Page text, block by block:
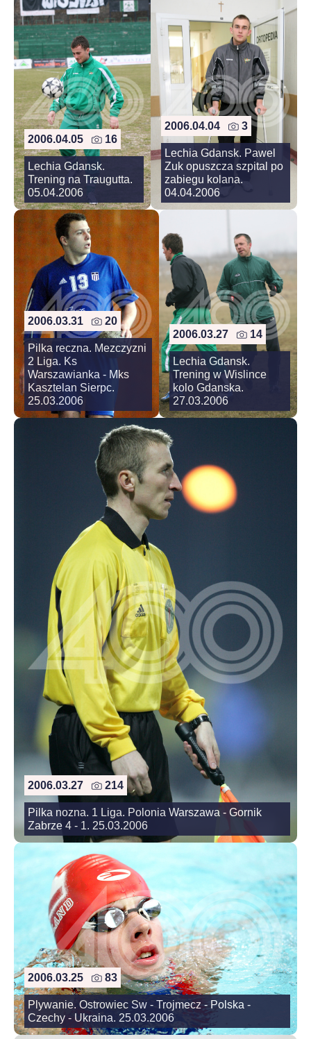
2006.04.05 16
Lechia Gdansk.
Trening na Traugutta.
05.04.2006
2006.04.04 3
Lechia Gdansk. Pawel
Zuk opuszcza szpital po
zabiegu kolana.
04.04.2006
2006.03.31 20
Pilka reczna. Mezczyzni
2 Liga. Ks
Warszawianka - Mks
Kasztelan Sierpc.
25.03.2006
2006.03.27 14
Lechia Gdansk.
Trening w Wislince
kolo Gdanska.
27.03.2006
2006.03.27 214
Pilka nozna. 1 Liga. Polonia Warszawa - Gornik
Zabrze 4 - 1. 25.03.2006
2006.03.25 83
Plywanie. Ostrowiec Sw - Trojmecz - Polska -
Czechy - Ukraina. 25.03.2006